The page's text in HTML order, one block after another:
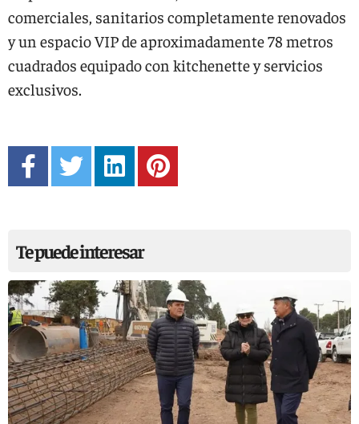
comerciales, sanitarios completamente renovados
y un espacio VIP de aproximadamente 78 metros
cuadrados equipado con kitchenette y servicios
exclusivos.
Te puede interesar